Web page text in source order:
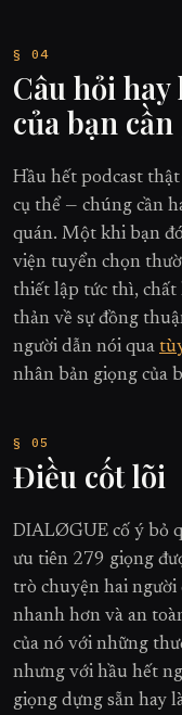
Câu hỏi
của bạn
Hầu hết podcast
cụ thể — chúng cần
quán. Một khi bạn
viện tuyển chọn
thiết lập tức thì,
thản về sự đồng
người dẫn nói qua
nhân bản giọng của
Điều cốt lõi
DIALØGUE cố ý bỏ
ưu tiên 279 giọng
trò chuyện hai người
nhanh hơn và an
của nó với những
nhưng với hầu hết
giọng dựng sẵn hay